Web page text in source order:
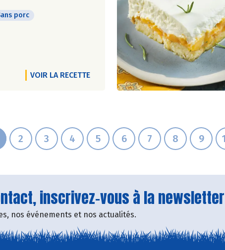
porc
VOIR LA RECETTE
2 3 4 5 6 7 8 9
inscrivez-vous à la
nos événements et nos actualités.